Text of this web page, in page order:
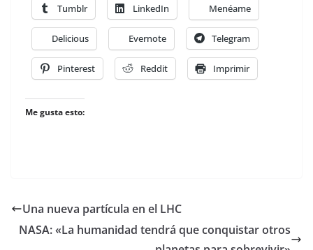
Tumblr LinkedIn Menéame
Delicious Evernote Telegram
Pinterest Reddit Imprimir
Me gusta esto:
Una nueva partícula en el LHC
NASA: «La humanidad tendrá que conquistar otros